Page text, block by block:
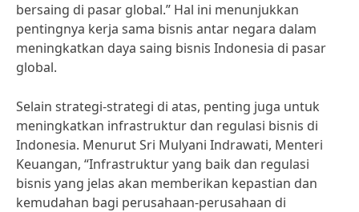
bersaing di pasar global.” Hal ini menunjukkan
pentingnya kerja sama bisnis antar negara dalam
meningkatkan daya saing bisnis Indonesia di pasar
global.
Selain strategi-strategi di atas, penting juga untuk
meningkatkan infrastruktur dan regulasi bisnis di
Indonesia. Menurut Sri Mulyani Indrawati, Menteri
Keuangan, “Infrastruktur yang baik dan regulasi
bisnis yang jelas akan memberikan kepastian dan
kemudahan bagi perusahaan-perusahaan di